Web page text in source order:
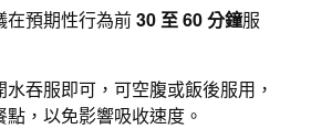
在預期性行為前30 至 60 分鐘服
水吞服即可，可空腹或飯後服用，
，以免影響吸收速度。